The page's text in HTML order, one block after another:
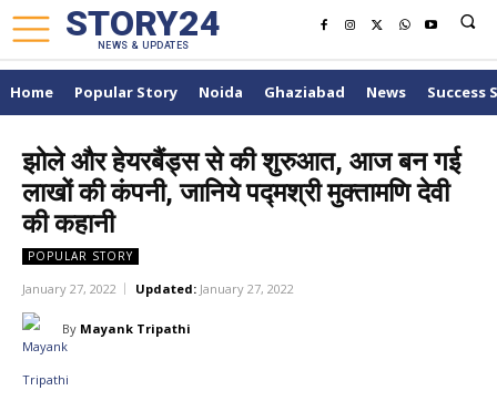
STORY24
NEWS & UPDATES
Home Popular Story Noida Ghaziabad News Success
झोले और हेयरबैंड्स से की शुरुआत, आज बन गई
लाखों की कंपनी, जानिये पद्मश्री मुक्तामणि देवी
की कहानी
POPULAR STORY
January 27, 2022 Updated: January 27, 2022
By Mayank Tripathi